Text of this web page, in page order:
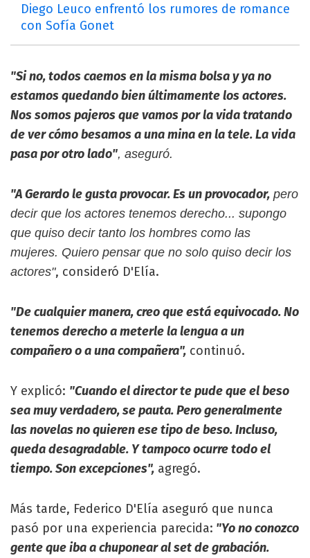
Diego Leuco enfrentó los rumores de romance
con Sofía Gonet
"Si no, todos caemos en la misma bolsa y ya no
estamos quedando bien últimamente los actores.
Nos somos pajeros que vamos por la vida tratando
de ver cómo besamos a una mina en la tele. La vida
pasa por otro lado", aseguró.
"A Gerardo le gusta provocar. Es un provocador, pero
decir que los actores tenemos derecho... supongo
que quiso decir tanto los hombres como las
mujeres. Quiero pensar que no solo quiso decir los
actores", consideró D'Elía.
"De cualquier manera, creo que está equivocado. No
tenemos derecho a meterle la lengua a un
compañero o a una compañera", continuó.
Y explicó: "Cuando el director te pude que el beso
sea muy verdadero, se pauta. Pero generalmente
las novelas no quieren ese tipo de beso. Incluso,
queda desagradable. Y tampoco ocurre todo el
tiempo. Son excepciones", agregó.
Más tarde, Federico D'Elía aseguró que nunca
pasó por una experiencia parecida: "Yo no conozco
gente que iba a chuponear al set de grabación.